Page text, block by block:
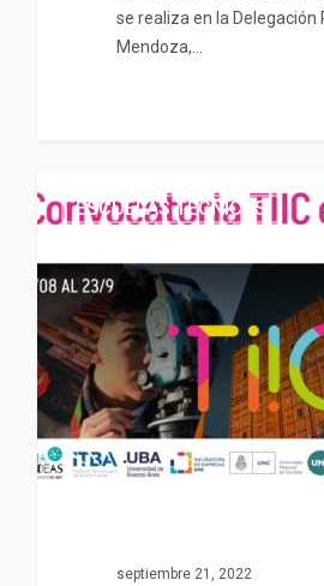
se realiza en la Delegación
Mendoza,…
ESCUELAS TÉCNICAS
septiembre 21, 2022